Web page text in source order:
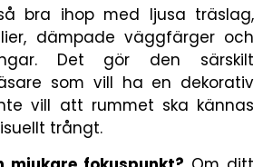
bra ihop med ljusa träslag,
dämpade väggfärger och
Det gör den särskilt
som vill ha en dekorativ
vill att rummet ska kännas
trångt.